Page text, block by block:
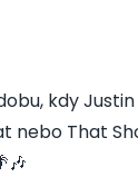
kdy
nebo That